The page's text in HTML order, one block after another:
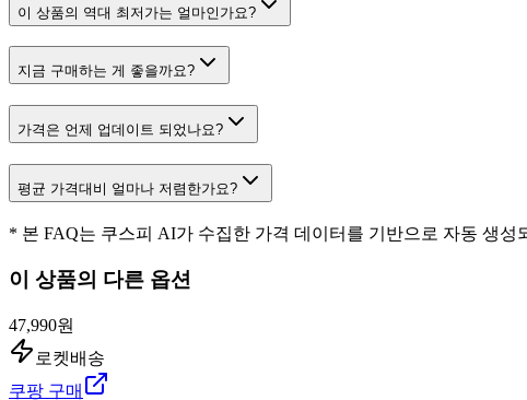
이 상품의 역대 최저가는 얼마인가요?
지금 구매하는 게 좋을까요?
가격은 언제 업데이트 되었나요?
평균 가격대비 얼마나 저렴한가요?
* 본 FAQ는 쿠스피 AI가 수집한 가격 데이터를 기반으로 자동 생
이 상품의 다른 옵션
47,990원
로켓배송
쿠팡 구매